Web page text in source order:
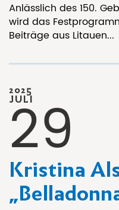
Anlässlich des 150.
wird das
Beiträge aus Litauen...
Kristina
2025
JULI
29